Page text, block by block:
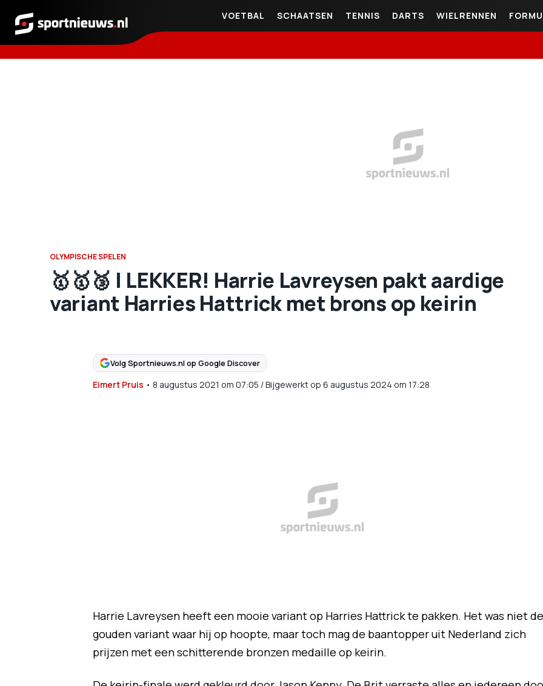
Sportnieuws.nl
VOETBAL SCHAATSEN TENNIS DARTS WIELRENNEN
OLYMPISCHE SPELEN
🥇🥇🥉 | LEKKER! Harrie Lavreysen pakt aardige
variant Harries Hattrick met brons op keirin
Volg Sportnieuws.nl op Google Discover
Eimert Pruis • 8 augustus 2021 om 07:05 /Bijgewerkt op 6 augustus 2024 om 17:28
Harrie Lavreysen heeft een mooie variant op Harries Hattrick te pakken. Het was niet de
gouden variant waar hij op hoopte, maar toch mag de baantopper uit Nederland zich
prijzen met een schitterende bronzen medaille op keirin.